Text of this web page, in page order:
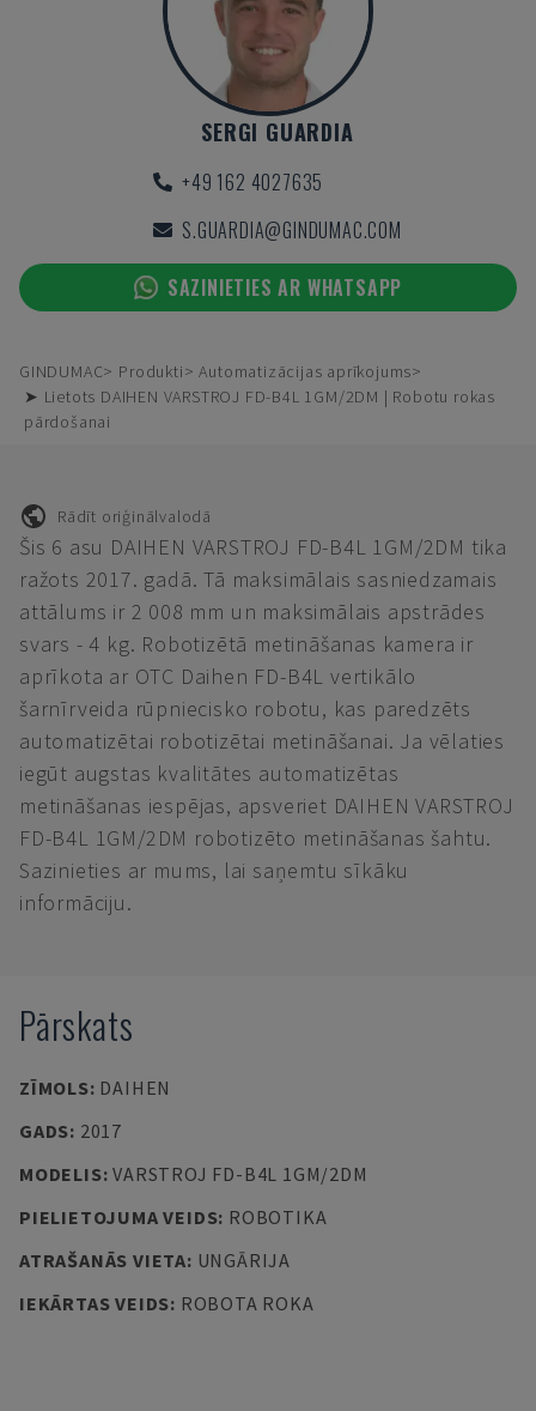
SERGI GUARDIA
+49 162 4027635
S.GUARDIA@GINDUMAC.COM
SAZINIETIES AR WHATSAPP
GINDUMAC Produkti
Automatizācijas aprīkojums
➤ Lietots DAIHEN VARSTROJ FD-B4L 1GM/2DM | Robotu rokas
pārdošanai
Rādīt oriģinālvalodā
Šis 6 asu DAIHEN VARSTROJ FD-B4L 1GM/2DM tika
ražots 2017. gadā. Tā maksimālais sasniedzamais
attālums ir 2 008 mm un maksimālais apstrādes
svars - 4 kg. Robotizētā metināšanas kamera ir
aprīkota ar OTC Daihen FD-B4L vertikālo
šarnīrveida rūpniecisko robotu, kas paredzēts
automatizētai robotizētai metināšanai. Ja vēlaties
iegūt augstas kvalitātes automatizētas
metināšanas iespējas, apsveriet DAIHEN VARSTROJ
FD-B4L 1GM/2DM robotizēto metināšanas šahtu.
Sazinieties ar mums, lai saņemtu sīkāku
informāciju.
Pārskats
ZĪMOLS: DAIHEN
GADS: 2017
MODELIS:VARSTROJ FD-B4L 1GM/2DM
PIELIETOJUMA VEIDS: ROBOTIKA
ATRAŠANĀS VIETA: UNGĀRIJA
IEKĀRTAS VEIDS: ROBOTA ROKA